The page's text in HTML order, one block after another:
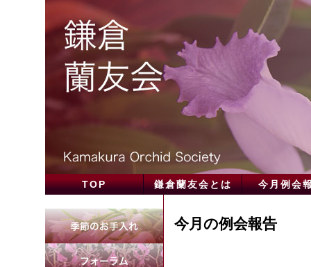
TOP 鎌倉蘭友会とは 今月例会
今月の例会報告